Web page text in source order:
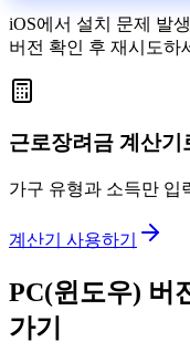
iOS에서 설치 문제 발
버전 확인 후 재시도하
근로장려금 계산기
가구 유형과 소득만 입
계산기 사용하기
PC(윈도우) 버
가기